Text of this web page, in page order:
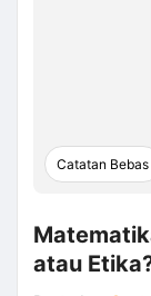
Catatan Bebas
atau